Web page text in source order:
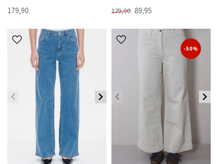
179,90
179,90 89,95
-50%